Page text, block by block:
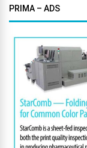
PRIMA – ADS